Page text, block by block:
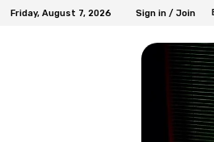
Friday, August 7, 2026 Sign in / Join